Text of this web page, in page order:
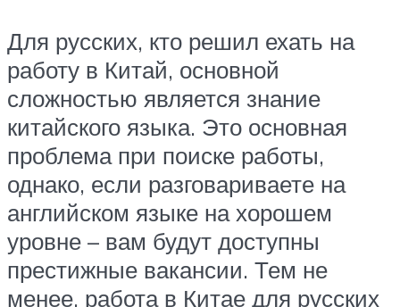
Для русских, кто решил ехать на
работу в Китай, основной
сложностью является знание
китайского языка. Это основная
проблема при поиске работы,
однако, если разговариваете на
английском языке на хорошем
уровне – вам будут доступны
престижные вакансии. Тем не
менее, работа в Китае для русских